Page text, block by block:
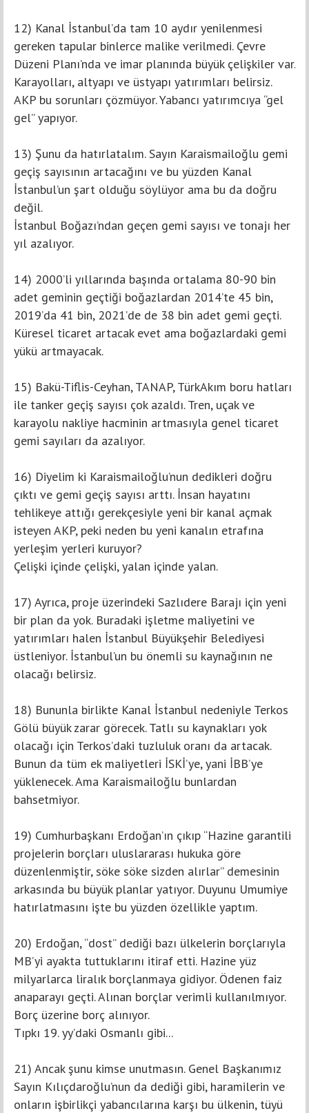
12) Kanal İstanbul’da tam 10 aydır yenilenmesi
gereken tapular binlerce malike verilmedi. Çevre
Düzeni Planı’nda ve imar planında büyük çelişkiler var.
Karayolları, altyapı ve üstyapı yatırımları belirsiz.
AKP bu sorunları çözmüyor. Yabancı yatırımcıya “gel
gel” yapıyor.
13) Şunu da hatırlatalım. Sayın Karaismailoğlu gemi
geçiş sayısının artacağını ve bu yüzden Kanal
İstanbul’un şart olduğu söylüyor ama bu da doğru
değil.
İstanbul Boğazı’ndan geçen gemi sayısı ve tonajı her
yıl azalıyor.
14) 2000’li yıllarında başında ortalama 80-90 bin
adet geminin geçtiği boğazlardan 2014’te 45 bin,
2019’da 41 bin, 2021’de de 38 bin adet gemi geçti.
Küresel ticaret artacak evet ama boğazlardaki gemi
yükü artmayacak.
15) Bakü-Tiflis-Ceyhan, TANAP, TürkAkım boru hatları
ile tanker geçiş sayısı çok azaldı. Tren, uçak ve
karayolu nakliye hacminin artmasıyla genel ticaret
gemi sayıları da azalıyor.
16) Diyelim ki Karaismailoğlu’nun dedikleri doğru
çıktı ve gemi geçiş sayısı arttı. İnsan hayatını
tehlikeye attığı gerekçesiyle yeni bir kanal açmak
isteyen AKP, peki neden bu yeni kanalın etrafına
yerleşim yerleri kuruyor?
Çelişki içinde çelişki, yalan içinde yalan.
17) Ayrıca, proje üzerindeki Sazlıdere Barajı için yeni
bir plan da yok. Buradaki işletme maliyetini ve
yatırımları halen İstanbul Büyükşehir Belediyesi
üstleniyor. İstanbul’un bu önemli su kaynağının ne
olacağı belirsiz.
18) Bununla birlikte Kanal İstanbul nedeniyle Terkos
Gölü büyük zarar görecek. Tatlı su kaynakları yok
olacağı için Terkos’daki tuzluluk oranı da artacak.
Bunun da tüm ek maliyetleri İSKİ’ye, yani İBB’ye
yüklenecek. Ama Karaismailoğlu bunlardan
bahsetmiyor.
19) Cumhurbaşkanı Erdoğan’ın çıkıp “Hazine garantili
projelerin borçları uluslararası hukuka göre
düzenlenmiştir, söke söke sizden alırlar” demesinin
arkasında bu büyük planlar yatıyor. Duyunu Umumiye
hatırlatmasını işte bu yüzden özellikle yaptım.
20) Erdoğan, “dost” dediği bazı ülkelerin borçlarıyla
MB’yi ayakta tuttuklarını itiraf etti. Hazine yüz
milyarlarca liralık borçlanmaya gidiyor. Ödenen faiz
anaparayı geçti. Alınan borçlar verimli kullanılmıyor.
Borç üzerine borç alınıyor.
Tıpkı 19. yy’daki Osmanlı gibi...
21) Ancak şunu kimse unutmasın. Genel Başkanımız
Sayın Kılıçdaroğlu’nun da dediği gibi, haramilerin ve
onların işbirlikçi yabancılarına karşı bu ülkenin, tüyü